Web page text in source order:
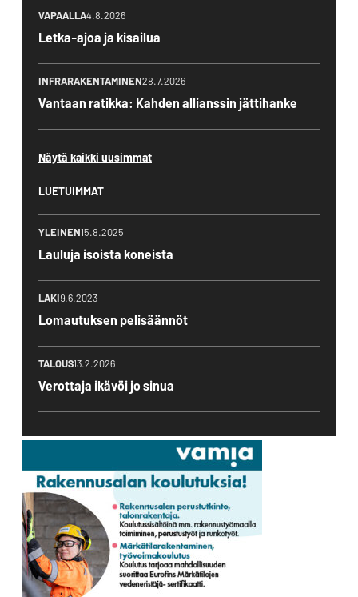
VAPAALLA4.8.2026
Letka-ajoa ja kisailua
INFRARAKENTAMINEN28.7.2026
Vantaan ratikka: Kahden allianssin jättihanke
Näytä kaikki uusimmat
LUETUIMMAT
YLEINEN15.8.2025
Lauluja isoista koneista
LAKI9.6.2023
Lomautuksen pelisäännöt
TALOUS13.2.2026
Verottaja ikävöi jo sinua